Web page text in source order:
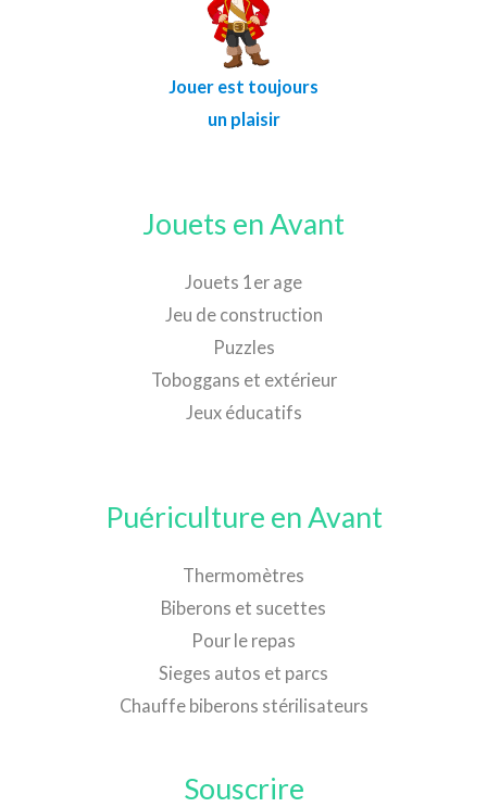
Jouer est toujours
un plaisir
Jouets en Avant
Jouets 1er age
Jeu de construction
Puzzles
Toboggans et extérieur
Jeux éducatifs
Puériculture en Avant
Thermomètres
Biberons et sucettes
Pour le repas
Sieges autos et parcs
Chauffe biberons stérilisateurs
Souscrire